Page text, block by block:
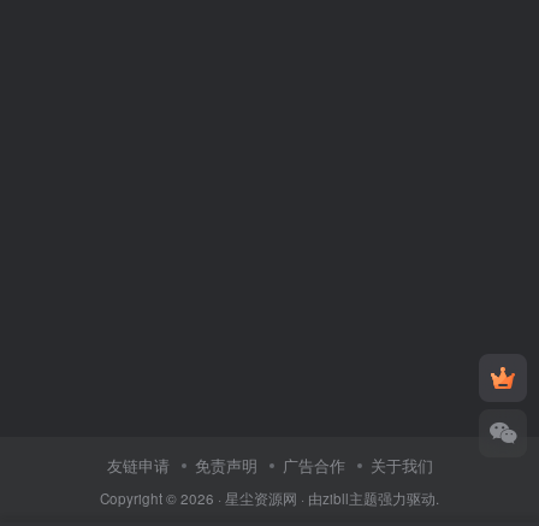
友链申请 免责声明 广告合作 关于我们
Copyright © 2026 · 星尘资源网 · 由zibll主题强力驱动.